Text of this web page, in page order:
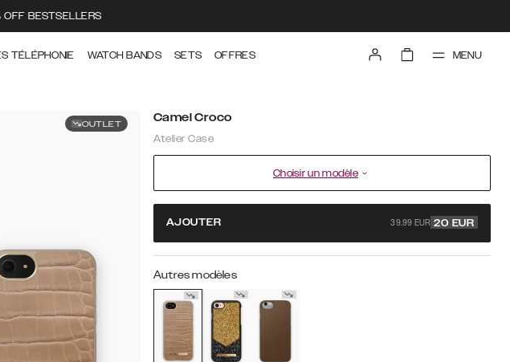
BESTSELLERS
TÉLÉPHONIE WATCH BANDS SETS OFFRES MENU
OUTLET Camel Croco
Atelier Case
Choisir un modèle
AJOUTER 39.99 EUR 20 EUR
Autres modèles